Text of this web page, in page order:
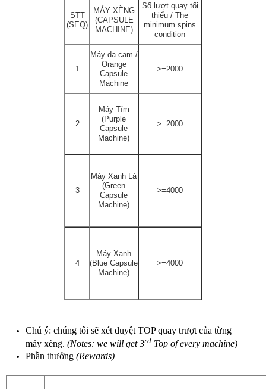
STT
(SEQ)
MÁY XÈNG
(CAPSULE
MACHINE)
Số lượt quay tối
thiểu / The
minimum spins
condition
1
Máy da cam /
Orange
Capsule
Machine
>=2000
2
Máy Tím
(Purple
Capsule
Machine)
>=2000
3
Máy Xanh Lá
(Green
Capsule
Machine)
>=4000
4
Máy Xanh
(Blue Capsule
Machine)
>=4000
Chú ý: chúng tôi sẽ xét duyệt TOP quay trượt của từng
máy xèng. (Notes: we will get 3rd Top of every machine)
Phần thưởng (Rewards)